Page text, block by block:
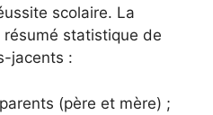
scolaire. La
statistique de
jacents :
(père et mère) ;